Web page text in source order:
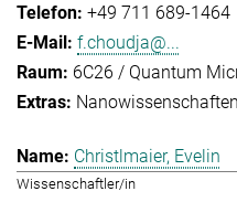
+49 711 689-1464
f.choudja@...
6C26 / Quantum
Christlmaier, Evelin
Wissenschaftler/in